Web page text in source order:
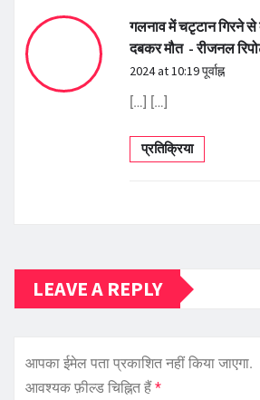
गलनाव में चटृटान गिरने से
दबकर मौत - रीजनल
2024 at 10:19 पूर्वाह्न
[…] […]
प्रतिक्रिया
LEAVE A REPLY
आपका ईमेल पता प्रकाशित नहीं किया जाएगा.
आवश्यक फ़ील्ड चिह्नित हैं *